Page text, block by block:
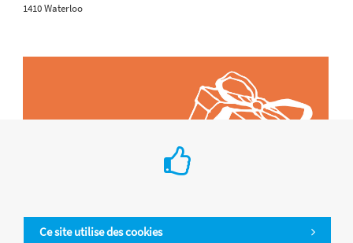
Ce site utilise des cookies
1410 Waterloo